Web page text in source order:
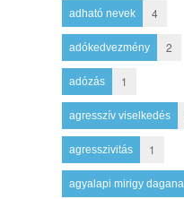
adható nevek 4
adókedvezmény 2
adózás 1
agresszív viselkedés
agresszivitás 1
agyalapi mirigy